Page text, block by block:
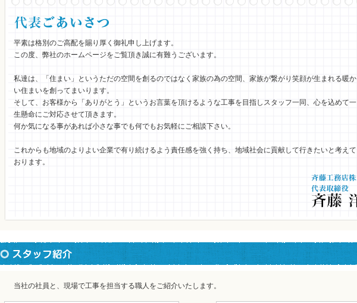
平素は格別のご高配を賜り厚く御礼申し上げます。
この度、弊社のホームページをご覧頂き誠に有難うございます。
私達は、「住まい」というただの空間を創るのではなく家族の為の空間、家族が繋がり笑顔が生まれる暖か
い住まいを創ってまいります。
そして、お客様から「ありがとう」というお言葉を頂けるような工事を目指しスタッフ一同、心を込めて一
生懸命にご対応させて頂きます。
何か気になる事があれば小さな事でも何でもお気軽にご相談下さい。
これからも地域のよりよい企業で有り続けるよう責任感を強く持ち、地域社会に貢献して行きたいと考えて
おります。
当社の社員と、現場で工事を担当する職人をご紹介いたします。